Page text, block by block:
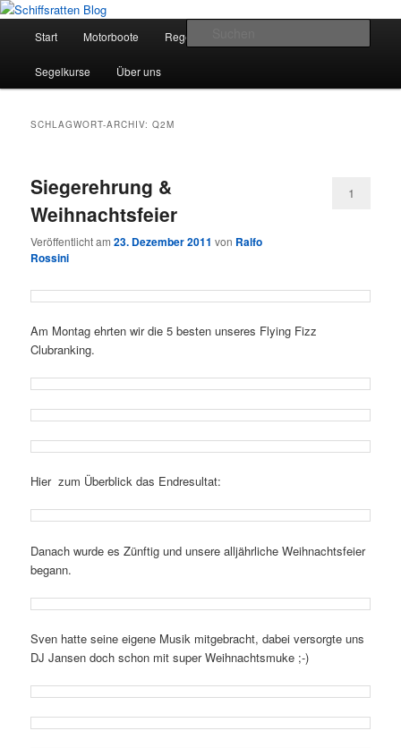
Zum
springen
Zum
springenSchiffsratten Blog
Segelsport in Second Life
Start Motorboote Regelkunde
Segelkurse Über uns
SCHLAGWORT-ARCHIV:Q2M
Siegerehrung &
Weihnachtsfeier
Veröffentlicht am23. Dezember 2011 von Ralfo
Rossini
1
Am Montag ehrten wir die 5 besten unseres Flying Fizz
Clubranking.
Hier zum Überblick das Endresultat:
Danach wurde es Zünftig und unsere alljährliche Weihnachtsfeier
begann.
Sven hatte seine eigene Musik mitgebracht, dabei versorgte uns
DJ Jansen doch schon mit super Weihnachtsmuke ;-)